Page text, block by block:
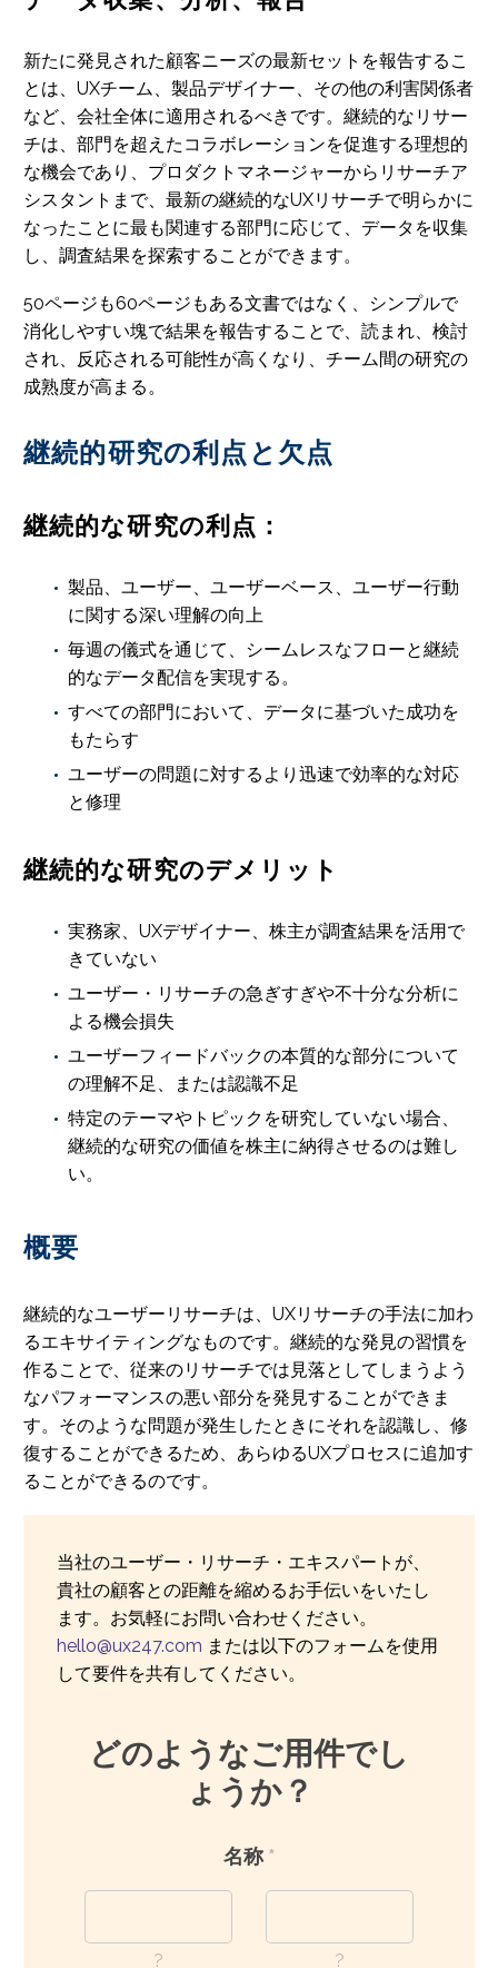
新たに発見された顧客ニーズの最新セットを報告するこ
とは、UXチーム、製品デザイナー、その他の利害関係者
など、会社全体に適用されるべきです。継続的なリサー
チは、部門を超えたコラボレーションを促進する理想的
な機会であり、プロダクトマネージャーからリサーチア
シスタントまで、最新の継続的なUXリサーチで明らかに
なったことに最も関連する部門に応じて、データを収集
し、調査結果を探索することができます。
50ページも60ページもある文書ではなく、シンプルで
消化しやすい塊で結果を報告することで、読まれ、検討
され、反応される可能性が高くなり、チーム間の研究の
成熟度が高まる。
継続的研究の利点と欠点
継続的な研究の利点：
製品、ユーザー、ユーザーベース、ユーザー行動
に関する深い理解の向上
毎週の儀式を通じて、シームレスなフローと継続
的なデータ配信を実現する。
すべての部門において、データに基づいた成功を
もたらす
ユーザーの問題に対するより迅速で効率的な対応
と修理
継続的な研究のデメリット
実務家、UXデザイナー、株主が調査結果を活用で
きていない
ユーザー・リサーチの急ぎすぎや不十分な分析に
よる機会損失
ユーザーフィードバックの本質的な部分について
の理解不足、または認識不足
特定のテーマやトピックを研究していない場合、
継続的な研究の価値を株主に納得させるのは難し
い。
概要
継続的なユーザーリサーチは、UXリサーチの手法に加わ
るエキサイティングなものです。継続的な発見の習慣を
作ることで、従来のリサーチでは見落としてしまうよう
なパフォーマンスの悪い部分を発見することができま
す。そのような問題が発生したときにそれを認識し、修
復することができるため、あらゆるUXプロセスに追加す
ることができるのです。
当社のユーザー・リサーチ・エキスパートが、
貴社の顧客との距離を縮めるお手伝いをいたし
ます。お気軽にお問い合わせください。
hello@ux247.com または以下のフォームを使用
して要件を共有してください。
どのようなご用件でし
ょうか？
名称 *
? ?